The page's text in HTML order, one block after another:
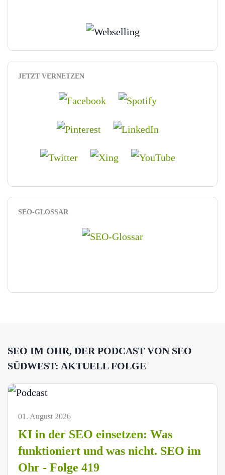
JETZT VERNETZEN
SEO-GLOSSAR
SEO IM OHR, DER PODCAST VON SEO
SÜDWEST: AKTUELL FOLGE
01. August 2026
KI in der SEO einsetzen: Was
funktioniert und was nicht. SEO im
Ohr - Folge 419